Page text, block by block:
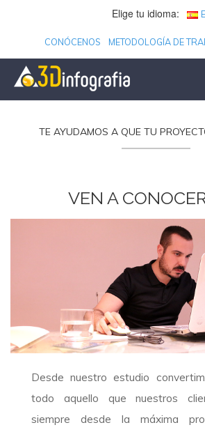
Elige tu idioma:
CONÓCENOS METODOLOGÍA DE
TE AYUDAMOS A QUE TU
VEN A
Desde nuestro estudio
todo aquello que nuestros
siempre desde la máxima